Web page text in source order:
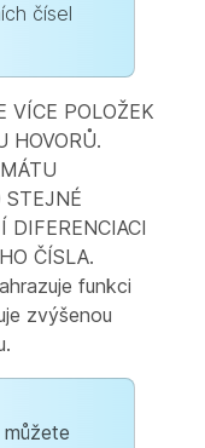
čísel
VÍCE POLOŽEK
HOVORŮ.
STEJNÉ
DIFERENCIACI
ČÍSLA.
funkci
zvýšenou